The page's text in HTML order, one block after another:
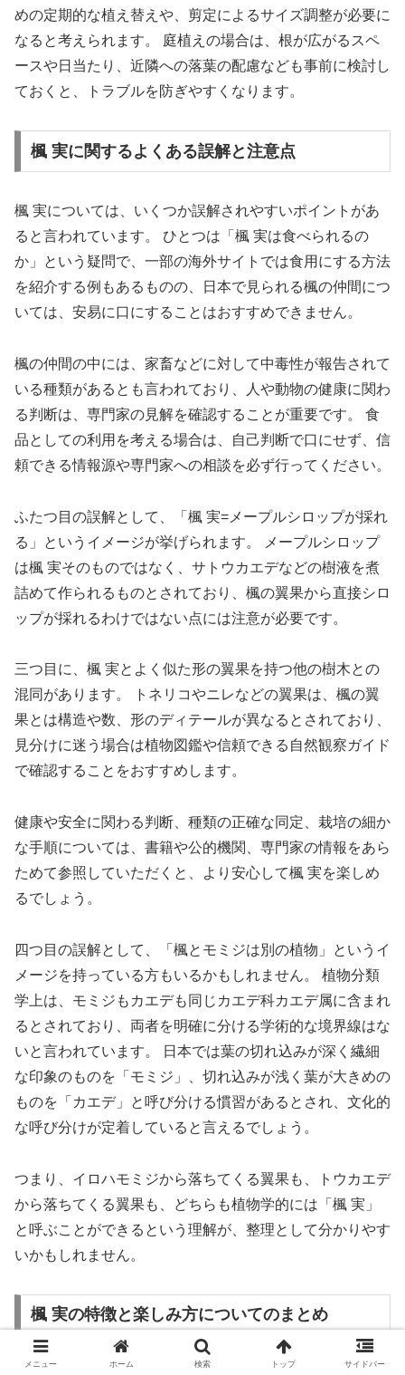
めの定期的な植え替えや、剪定によるサイズ調整が必要に
なると考えられます。 庭植えの場合は、根が広がるスペ
ースや日当たり、近隣への落葉の配慮なども事前に検討し
ておくと、トラブルを防ぎやすくなります。
楓 実に関するよくある誤解と注意点
楓 実については、いくつか誤解されやすいポイントがあ
ると言われています。 ひとつは「楓 実は食べられるの
か」という疑問で、一部の海外サイトでは食用にする方法
を紹介する例もあるものの、日本で見られる楓の仲間につ
いては、安易に口にすることはおすすめできません。
楓の仲間の中には、家畜などに対して中毒性が報告されて
いる種類があるとも言われており、人や動物の健康に関わ
る判断は、専門家の見解を確認することが重要です。 食
品としての利用を考える場合は、自己判断で口にせず、信
頼できる情報源や専門家への相談を必ず行ってください。
ふたつ目の誤解として、「楓 実=メープルシロップが採れ
る」というイメージが挙げられます。 メープルシロップ
は楓 実そのものではなく、サトウカエデなどの樹液を煮
詰めて作られるものとされており、楓の翼果から直接シロ
ップが採れるわけではない点には注意が必要です。
三つ目に、楓 実とよく似た形の翼果を持つ他の樹木との
混同があります。 トネリコやニレなどの翼果は、楓の翼
果とは構造や数、形のディテールが異なるとされており、
見分けに迷う場合は植物図鑑や信頼できる自然観察ガイド
で確認することをおすすめします。
健康や安全に関わる判断、種類の正確な同定、栽培の細か
な手順については、書籍や公的機関、専門家の情報をあら
ためて参照していただくと、より安心して楓 実を楽しめ
るでしょう。
四つ目の誤解として、「楓とモミジは別の植物」というイ
メージを持っている方もいるかもしれません。 植物分類
学上は、モミジもカエデも同じカエデ科カエデ属に含まれ
るとされており、両者を明確に分ける学術的な境界線はな
いと言われています。 日本では葉の切れ込みが深く繊細
な印象のものを「モミジ」、切れ込みが浅く葉が大きめの
ものを「カエデ」と呼び分ける慣習があるとされ、文化的
な呼び分けが定着していると言えるでしょう。
つまり、イロハモミジから落ちてくる翼果も、トウカエデ
から落ちてくる翼果も、どちらも植物学的には「楓 実」
と呼ぶことができるという理解が、整理として分かりやす
いかもしれません。
楓 実の特徴と楽しみ方についてのまとめ
メニュー ホーム 検索 トップ サイドバー